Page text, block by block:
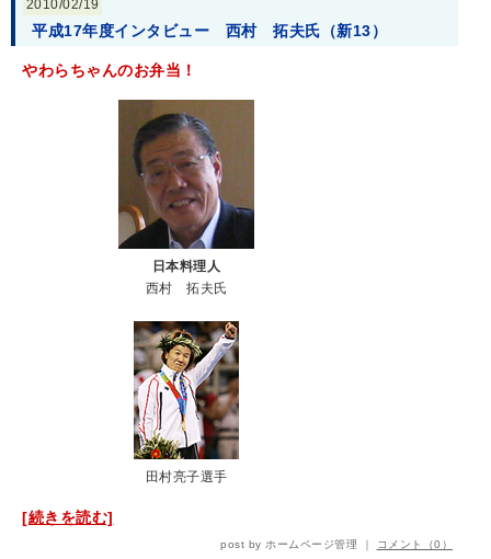
2010/02/19
平成17年度インタビュー 西村 拓夫氏（新13）
やわらちゃんのお弁当！
日本料理人
西村 拓夫氏
田村亮子選手
[続きを読む]
post by ホームページ管理 ｜ コメント（0）